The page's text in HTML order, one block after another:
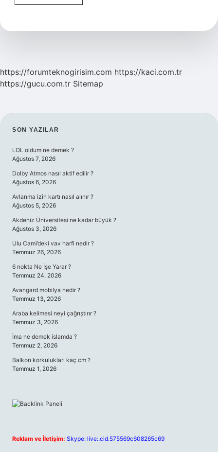
Schumacher
Hayatta
https://forumteknogirisim.com https://kaci.com.tr
https://gucu.com.tr Sitemap
SIDEBAR
SON YAZILAR
LOL oldum ne demek ?
Ağustos 7, 2026
Dolby Atmos nasıl aktif edilir ?
Ağustos 6, 2026
Avlanma izin kartı nasıl alınır ?
Ağustos 5, 2026
Akdeniz Üniversitesi ne kadar büyük ?
Ağustos 3, 2026
Ulu Cami’deki vav harfi nedir ?
Temmuz 26, 2026
6 nokta Ne İşe Yarar ?
Temmuz 24, 2026
Avangard mobilya nedir ?
Temmuz 13, 2026
Araba kelimesi neyi çağrıştırır ?
Temmuz 3, 2026
İma ne demek islamda ?
Temmuz 2, 2026
Balkon korkulukları kaç cm ?
Temmuz 1, 2026
Reklam ve İletişim: Skype: live:.cid.575569c608265c69